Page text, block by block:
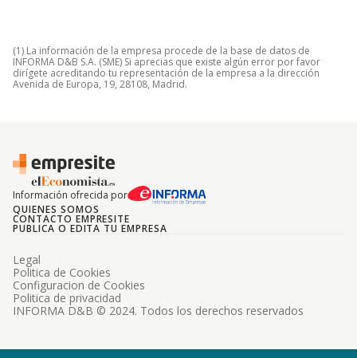
(1) La información de la empresa procede de la base de datos de
INFORMA D&B S.A. (SME) Si aprecias que existe algún error por favor
dirígete acreditando tu representación de la empresa a la dirección
Avenida de Europa, 19, 28108, Madrid.
Información ofrecida por
QUIENES SOMOS
CONTACTO EMPRESITE
PUBLICA O EDITA TU EMPRESA
INFORMA D&B © 2024. Todos los derechos reservados
Legal
Politica de Cookies
Configuracion de Cookies
Politica de privacidad